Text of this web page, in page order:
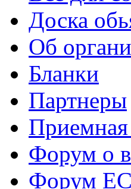
Доска
Об
Бланки
Партнеры
Приемная
Форум о
Форум